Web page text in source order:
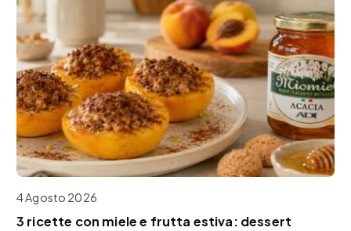
4 Agosto 2026
3 ricette con miele e frutta estiva: dessert